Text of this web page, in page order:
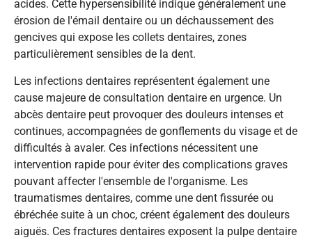
acides. Cette hypersensibilité indique généralement une
érosion de l'émail dentaire ou un déchaussement des
gencives qui expose les collets dentaires, zones
particulièrement sensibles de la dent.
Les infections dentaires représentent également une
cause majeure de consultation dentaire en urgence. Un
abcès dentaire peut provoquer des douleurs intenses et
continues, accompagnées de gonflements du visage et de
difficultés à avaler. Ces infections nécessitent une
intervention rapide pour éviter des complications graves
pouvant affecter l'ensemble de l'organisme. Les
traumatismes dentaires, comme une dent fissurée ou
ébréchée suite à un choc, créent également des douleurs
aiguës. Ces fractures dentaires exposent la pulpe dentaire